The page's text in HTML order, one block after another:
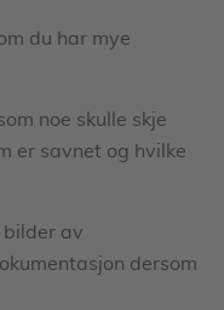
du har mye
noe skulle skje
er savnet og hvilke
bilder av
dersom